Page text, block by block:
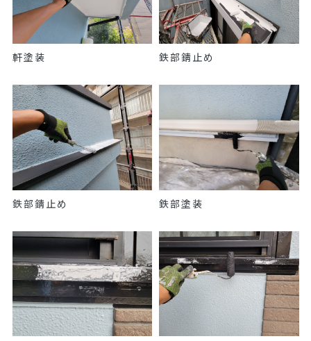
軒塗装 鉄部錆止め
鉄部錆止め 鉄部塗装